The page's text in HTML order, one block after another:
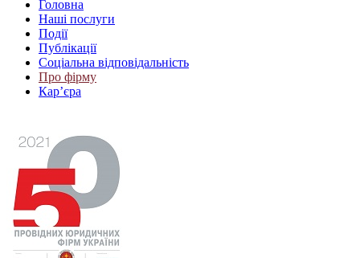
Головна
Наші послуги
Події
Публікації
Соціальна відповідальність
Про фiрму
Кар’єра